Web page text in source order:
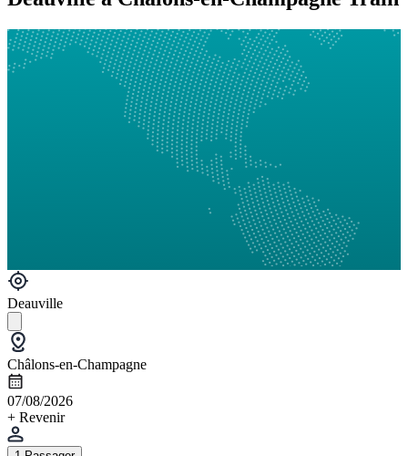
Deauville
Châlons-en-Champagne
07/08/2026
+ Revenir